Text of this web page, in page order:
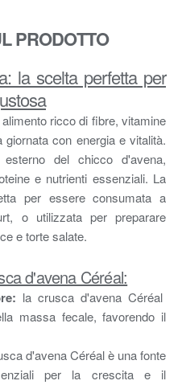
PRODOTTO
la scelta perfetta per
ricco di fibre, vitamine
con energia e vitalità.
del chicco d'avena,
e nutrienti essenziali. La
per essere consumata a
o utilizzata per preparare
e torte salate.
d'avena Céréal:
la crusca d'avena Céréal
massa fecale, favorendo il
d'avena Céréal è una fonte
per la crescita e il